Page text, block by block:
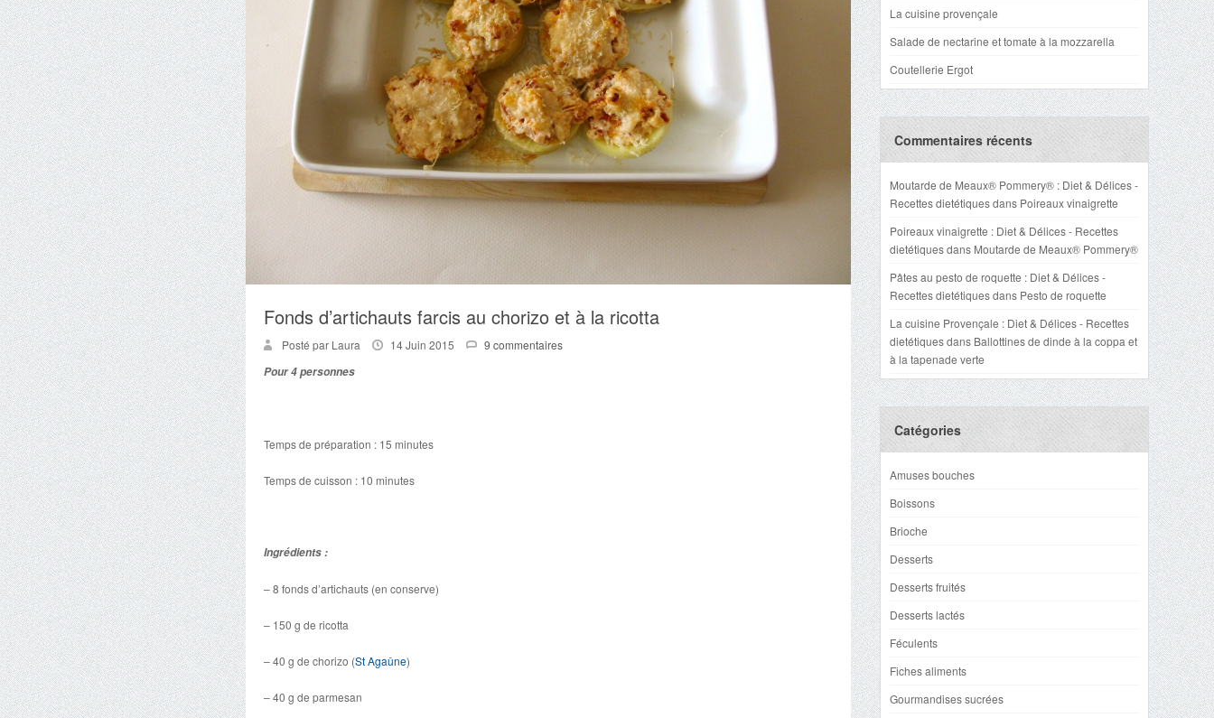
Fonds d’artichauts farcis au chorizo et à la ricotta
Posté par Laura 14 Juin 2015
9 commentaires
Pour 4 personnes
Temps de préparation : 15 minutes
Temps de cuisson : 10 minutes
Ingrédients :
– 8 fonds d’artichauts (en conserve)
– 150 g de ricotta
– 40 g de chorizo (St Agaûne)
– 40 g de parmesan
La cuisine provençale
Salade de nectarine et tomate à la mozzarella
Coutellerie Ergot
Commentaires récents
Moutarde de Meaux® Pommery® : Diet & Délices -
Recettes dietétiquesdans Poireaux vinaigrette
Poireaux vinaigrette : Diet & Délices - Recettes
dietétiquesdans Moutarde de Meaux® Pommery®
Pâtes au pesto de roquette : Diet & Délices -
Recettes dietétiquesdans Pesto de roquette
La cuisine Provençale : Diet & Délices - Recettes
dietétiquesdans Ballottines de dinde à la coppa et
à la tapenade verte
Catégories
Amuses bouches
Boissons
Brioche
Desserts
Desserts fruités
Desserts lactés
Féculents
Fiches aliments
Gourmandises sucrées